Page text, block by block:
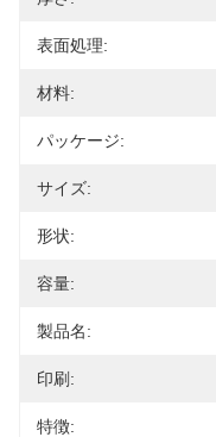
表面処理:
材料:
パッケージ:
サイズ:
形状:
容量:
製品名:
印刷:
特徴: